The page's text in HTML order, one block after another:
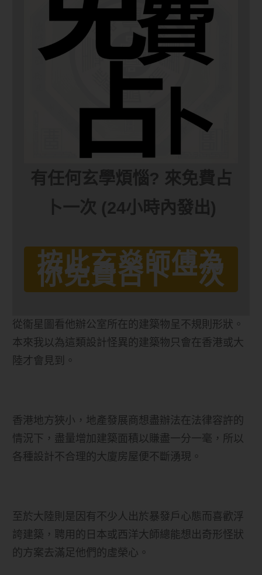
有任何玄學煩惱? 來免費占
卜一次 (24小時內發出)
按此玄燊師傅為
你免費占卜一次
從衞星圖看他辦公室所在的建築物呈不規則形狀。
本來我以為這類設計怪異的建築物只會在香港或大
陸才會見到。
香港地方狹小，地產發展商想盡辦法在法律容許的
情況下，盡量增加建築面積以賺盡一分一毫，所以
各種設計不合理的大廈房屋便不斷湧現。
至於大陸則是因有不少人出於暴發戶心態而喜歡浮
誇建築，聘用的日本或西洋大師總能想出奇形怪狀
的方案去滿足他們的虛榮心。